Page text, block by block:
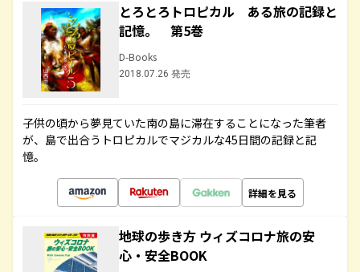
とろとろトロピカル ある旅の記録と
記憶。 第5巻
D-Books
2018.07.26 発売
子供の頃から夢見ていた南の島に滞在することになった筆者
が、島で出合うトロピカルでマジカルな45日間の記録と記
憶。
詳細を見る
地球の歩き方 ウィズコロナ旅の安
心・安全BOOK